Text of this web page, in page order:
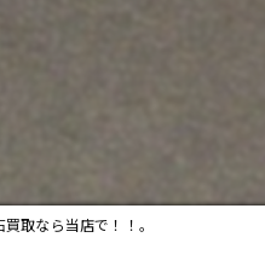
取なら当店で！！。